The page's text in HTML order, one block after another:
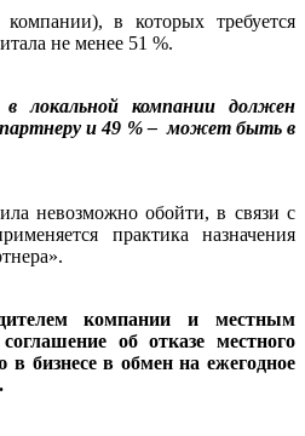
в которых требуется
не менее 51 %.
локальной компании должен
и 49 % – может быть в
невозможно обойти, в связи с
практика назначения
компании и местным
об отказе местного
бизнесе в обмен на ежегодное